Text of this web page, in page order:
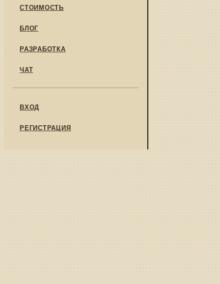
СТОИМОСТЬ
БЛОГ
РАЗРАБОТКА
ЧАТ
ВХОД
РЕГИСТРАЦИЯ